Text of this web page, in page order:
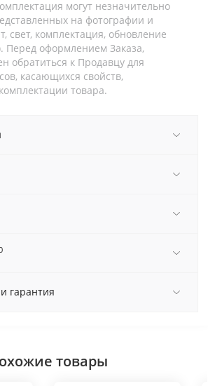
могут незначительно
на фотографии и
свет, комплектация, обновление
Перед оформлением Заказа,
обратиться к Продавцу для
касающихся свойств,
товара.
гарантия
товары